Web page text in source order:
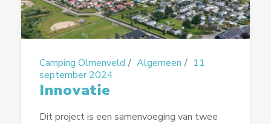
Camping Olmenveld Algemeen
11
september 2024
Innovatie
Dit project is een samenvoeging van twee